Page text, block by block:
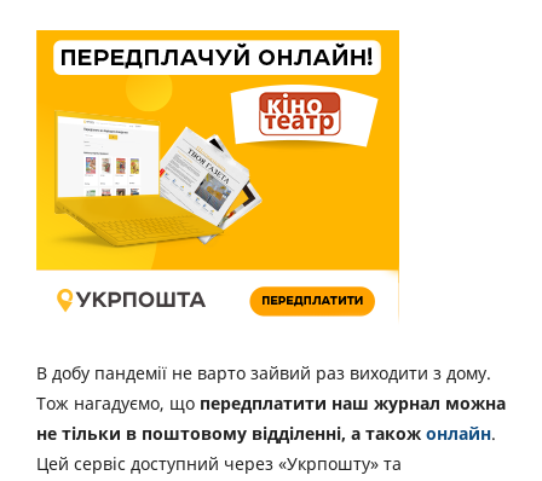
В добу пандемії не варто зайвий раз виходити з дому.
Тож нагадуємо, що передплатити наш журнал можна
не тільки в поштовому відділенні, а також онлайн.
Цей сервіс доступний через «Укрпошту» та